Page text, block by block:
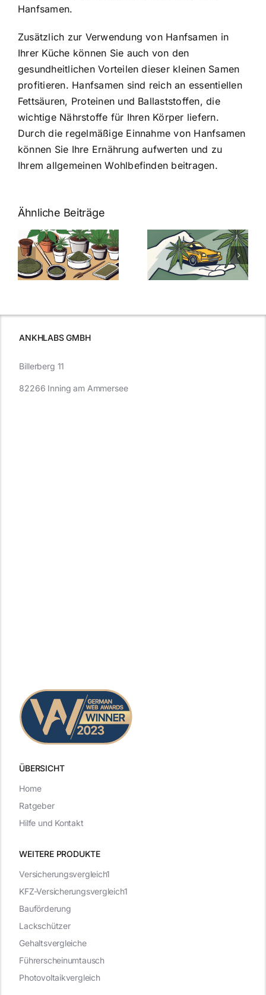
Hanfsamen.
Zusätzlich zur Verwendung von Hanfsamen in
Ihrer Küche können Sie auch von den
gesundheitlichen Vorteilen dieser kleinen Samen
profitieren. Hanfsamen sind reich an essentiellen
Fettsäuren, Proteinen und Ballaststoffen, die
wichtige Nährstoffe für Ihren Körper liefern.
Durch die regelmäßige Einnahme von Hanfsamen
können Sie Ihre Ernährung aufwerten und zu
Ihrem allgemeinen Wohlbefinden beitragen.
Ähnliche Beiträge
Neue THC-
Grenzwert-
Regelung:
Was Sie über
Cannabis und
müssen
Cannabis
Samen
kaufen: Alles
was Sie
ANKHLABS GMBH
ÜBERSICHT
WEITERE PRODUKTE
Billerberg 11
82266 Inning am Ammersee
Versicherungsvergleich1
KFZ-Versicherungsvergleich1
Bauförderung
Lackschützer
Gehaltsvergleiche
Führerscheinumtausch
Photovoltaikvergleich
Home
Ratgeber
Hilfe und Kontakt